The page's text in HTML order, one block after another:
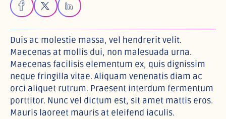
Duis ac molestie massa, vel hendrerit velit.
Maecenas at mollis dui, non malesuada urna.
Maecenas facilisis elementum ex, quis dignissim
neque fringilla vitae. Aliquam venenatis diam ac
orci aliquet rutrum. Praesent interdum fermentum
porttitor. Nunc vel dictum est, sit amet mattis eros.
Mauris laoreet mauris at eleifend iaculis.